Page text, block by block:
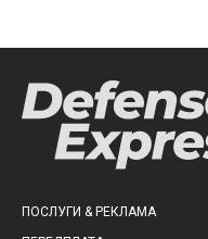
ПОСЛУГИ & РЕКЛАМА